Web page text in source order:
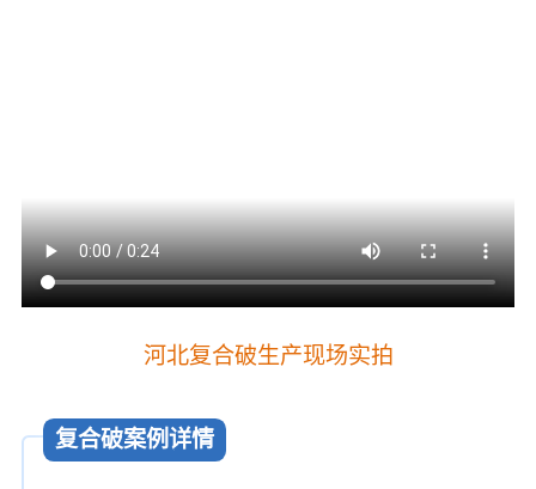
河北复合破生产现场实拍
复合破案例详情